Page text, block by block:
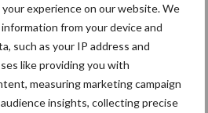
experience on our website. We
from your device and
such as your IP address and
like providing you with
measuring marketing campaign
insights, collecting precise
verwachtingen van
voor kouters”